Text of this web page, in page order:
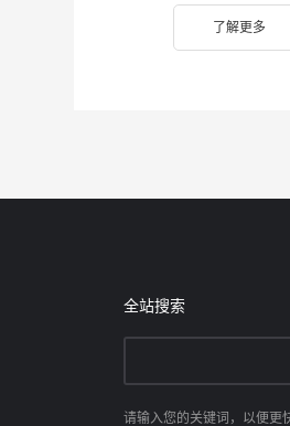
了解更多
全站搜索
请输入您的关键词，以便更